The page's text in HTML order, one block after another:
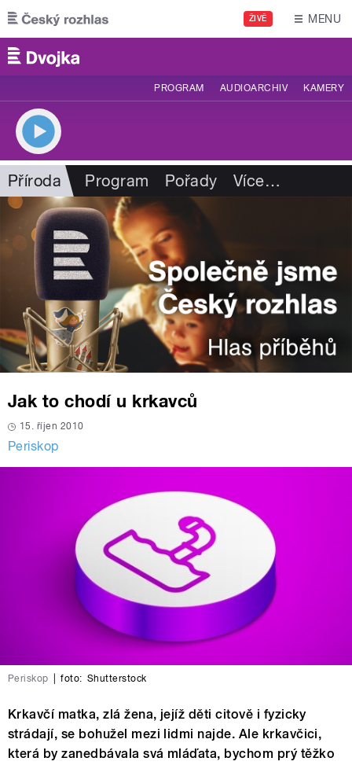
Přejít k hlavnímu obsahu
ŽIVĚ MENU
PROGRAM AUDIOARCHIV KAMERY
Příroda Program Pořady Více…
Jak to chodí u krkavců
15. říjen 2010
Periskop
Periskop foto: Shutterstock
Krkavčí matka, zlá žena, jejíž děti citově i fyzicky
strádají, se bohužel mezi lidmi najde. Ale krkavčici,
která by zanedbávala svá mláďata, bychom prý těžko